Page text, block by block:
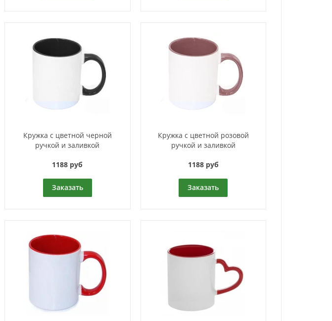
Кружка с цветной черной
ручкой и заливкой
1188 руб
Заказать
Кружка с цветной розовой
ручкой и заливкой
1188 руб
Заказать